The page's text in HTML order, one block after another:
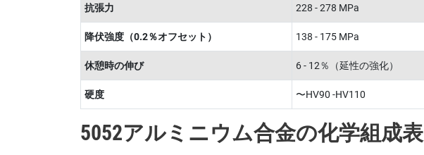
抗張力 228 - 278 MPa
降伏強度（0.2％オフセット） 138 - 175 MPa
休憩時の伸び 6 - 12％（延性の強化）
硬度 〜HV90 -HV110
5052アルミニウム合金の化学組成表